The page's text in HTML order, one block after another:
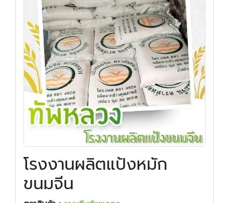
โรงงานผลิตแป้งหมัก
ขนมจีน